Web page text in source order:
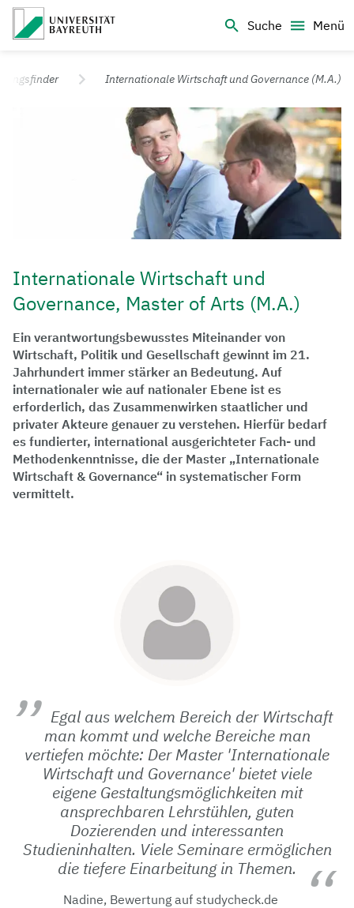
Suche
Menü
Universität Bayreuth – Deine Top-Campus-Uni
Internationale Wirtschaft und Governance (M.A.)
Internationale Wirtschaft und
Governance, Master of Arts (M.A.)
Ein verantwortungsbewusstes Miteinander von
Wirtschaft, Politik und Gesellschaft gewinnt im 21.
Jahrhundert immer stärker an Bedeutung. Auf
internationaler wie auf nationaler Ebene ist es
erforderlich, das Zusammenwirken staatlicher und
privater Akteure genauer zu verstehen. Hierfür bedarf
es fundierter, international ausgerichteter Fach- und
Methodenkenntnisse, die der Master „Internationale
Wirtschaft & Governance“ in systematischer Form
vermittelt.
Egal aus welchem Bereich der Wirtschaft
man kommt und welche Bereiche man
vertiefen möchte: Der Master 'Internationale
Wirtschaft und Governance' bietet viele
eigene Gestaltungsmöglichkeiten mit
ansprechbaren Lehrstühlen, guten
Dozierenden und interessanten
Studieninhalten. Viele Seminare ermöglichen
die tiefere Einarbeitung in Themen.
Nadine, Bewertung auf studycheck.de